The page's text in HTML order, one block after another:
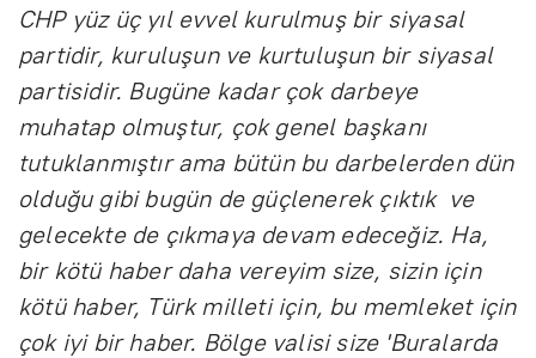
CHP yüz üç yıl evvel kurulmuş bir siyasal
partidir, kuruluşun ve kurtuluşun bir siyasal
partisidir. Bugüne kadar çok darbeye
muhatap olmuştur, çok genel başkanı
tutuklanmıştır ama bütün bu darbelerden dün
olduğu gibi bugün de güçlenerek çıktık ve
gelecekte de çıkmaya devam edeceğiz. Ha,
bir kötü haber daha vereyim size, sizin için
kötü haber, Türk milleti için, bu memleket için
çok iyi bir haber. Bölge valisi size 'Buralarda